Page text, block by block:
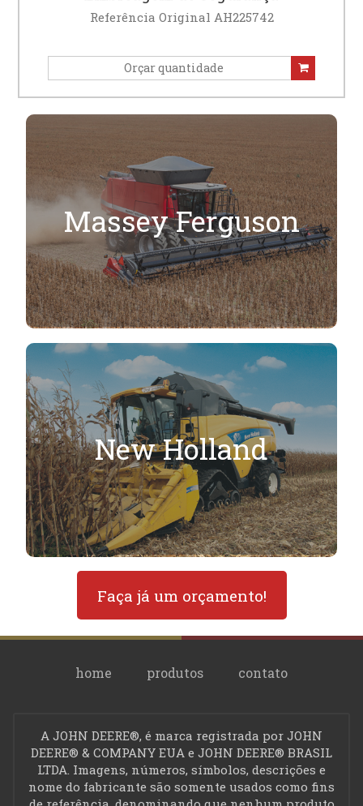
Referência Original AH225742
Massey Ferguson
New Holland
Faça já um orçamento!
home produtos contato
privacidade
J.R. Multipeças, Av 24 de
Outubro, 2370 Centro,
A JOHN DEERE®, é marca registrada por JOHN
DEERE® & COMPANY EUA e JOHN DEERE® BRASIL
LTDA. Imagens, números, símbolos, descrições e
nome do fabricante são somente usados como fins